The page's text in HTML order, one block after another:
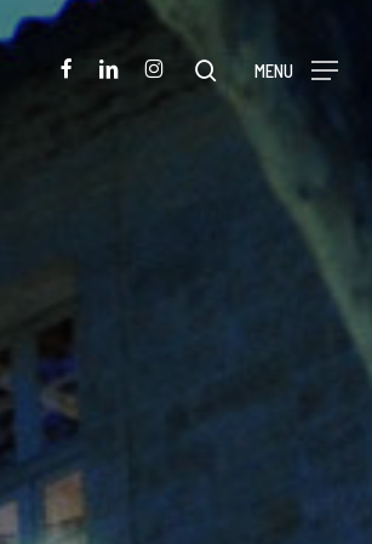
FACEBOOKLINKEDININSTAGRAM rechercher
MENU